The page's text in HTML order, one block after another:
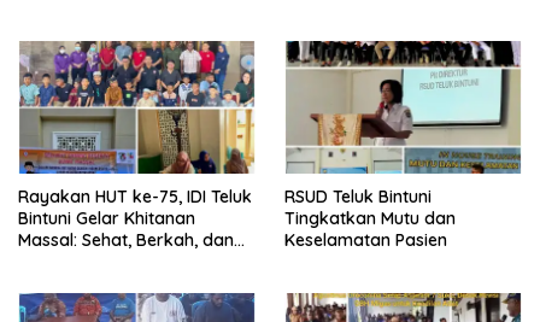
Rayakan HUT ke-75, IDI Teluk
Bintuni Gelar Khitanan
Massal: Sehat, Berkah, dan
RSUD Teluk Bintuni
Tingkatkan Mutu dan
Keselamatan Pasien